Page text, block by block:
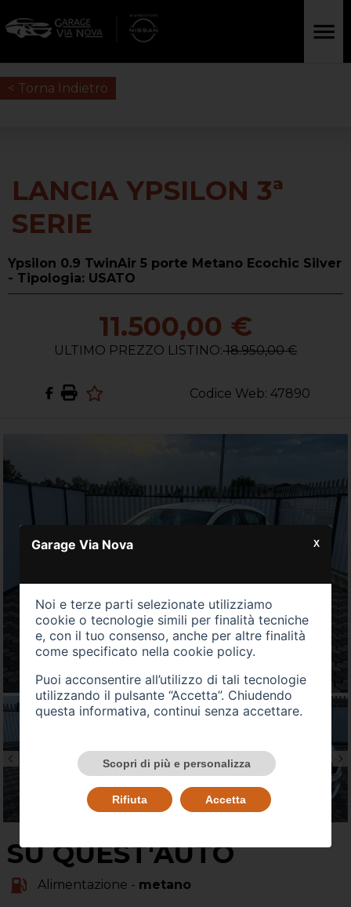
< Torna Indietro
Codice Web: 47890
LANCIA YPSILON 3ª
SERIE
Ypsilon 0.9 TwinAir 5 porte Metano Ecochic Silver
- Tipologia: USATO
11.500,00 €
ULTIMO PREZZO LISTINO:18.950,00 €
SU QUEST'AUTO
Alimentazione - metano
Garage Via Nova
Noi e terze parti selezionate utilizziamo
cookie o tecnologie simili per finalità tecniche
e, con il tuo consenso, anche per altre finalità
come specificato nella cookie policy.
Puoi acconsentire all’utilizzo di tali tecnologie
utilizzando il pulsante “Accetta”. Chiudendo
questa informativa, continui senza accettare.
Scopri di più e personalizza
Rifiuta Accetta
X